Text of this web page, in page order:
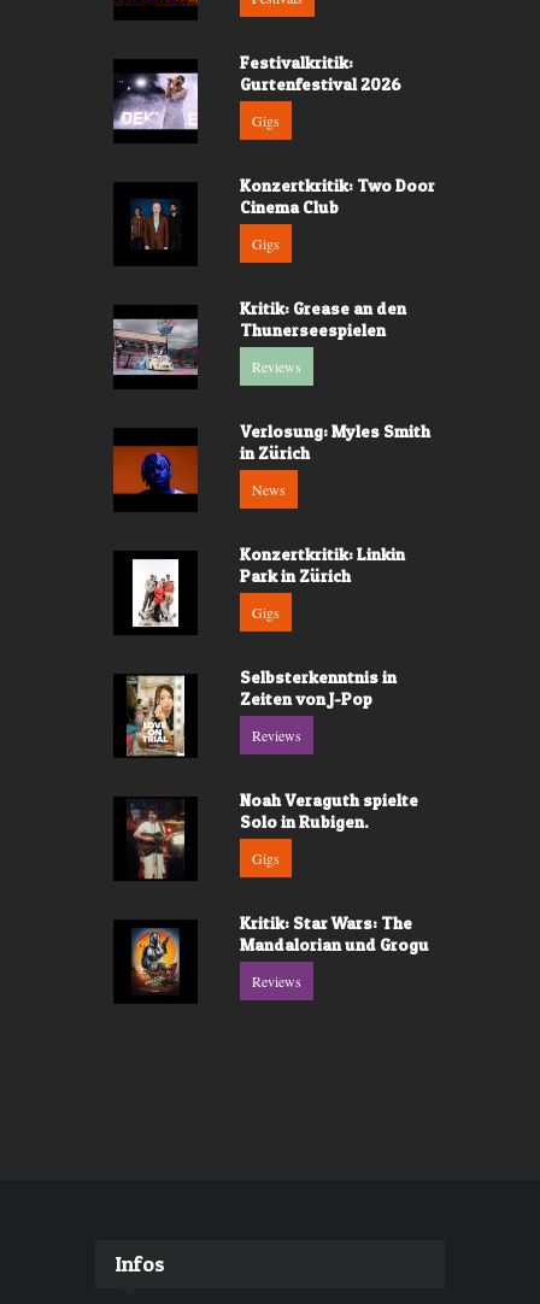
Festivalkritik:
Gurtenfestival 2026
Gigs
Konzertkritik: Two Door
Cinema Club
Gigs
Kritik: Grease an den
Thunerseespielen
Reviews
Verlosung: Myles Smith
in Zürich
News
Konzertkritik: Linkin
Park in Zürich
Gigs
Selbsterkenntnis in
Zeiten von J-Pop
Reviews
Noah Veraguth spielte
Solo in Rubigen.
Gigs
Kritik: Star Wars: The
Mandalorian und Grogu
Reviews
Infos